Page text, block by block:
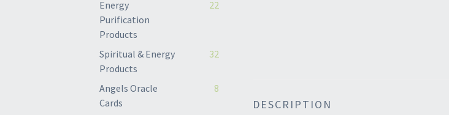
Energy
Purification
Products
22
Spiritual & Energy
Products
32
Angels Oracle
Cards
8
DESCRIPTION